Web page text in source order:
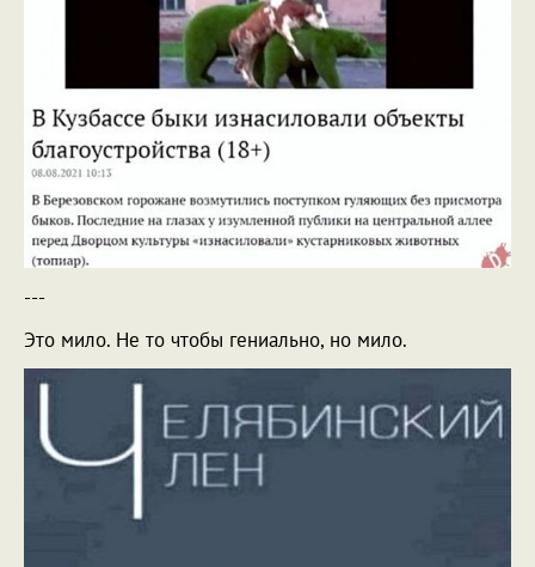
---
Это мило. Не то чтобы гениально, но мило.